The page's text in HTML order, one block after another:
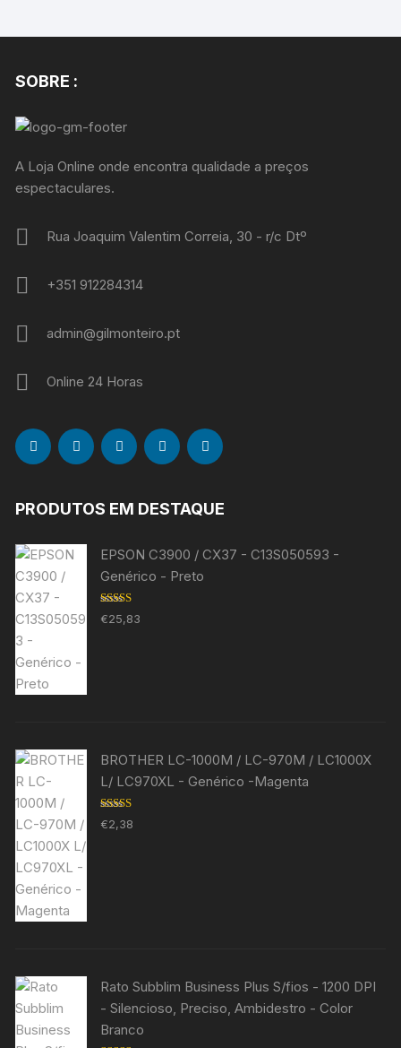
SOBRE :
A Loja Online onde encontra qualidade a preços
espectaculares.
Rua Joaquim Valentim Correia, 30 - r/c Dtº
+351 912284314
admin@gilmonteiro.pt
Online 24 Horas
PRODUTOS EM DESTAQUE
EPSON C3900 / CX37 - C13S050593 -
Genérico - Preto
Avaliação
5.00de 5
€25,83
BROTHER LC-1000M / LC-970M / LC1000X
L/ LC970XL - Genérico -Magenta
Avaliação
5.00de 5
€2,38
Rato Subblim Business Plus S/fios - 1200 DPI
- Silencioso, Preciso, Ambidestro - Color
Branco